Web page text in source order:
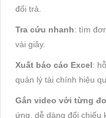
đổi trả.
Tra cứu nhanh: tìm
vài giây.
Xuất báo cáo Excel:
quản lý tài chính hiệu
Gắn video với từng
ứng, dễ dàng đối chiếu